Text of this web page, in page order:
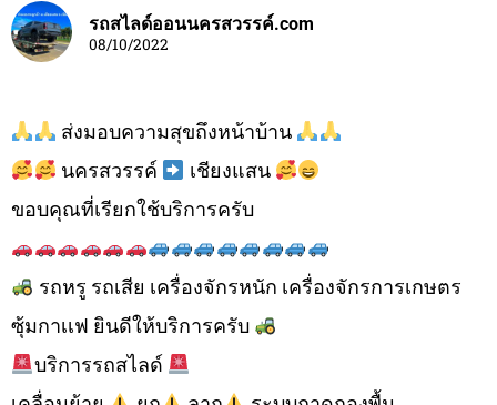
รถสไลด์ออนนครสวรรค์.com
08/10/2022
ส่งมอบความสุขถึงหน้าบ้าน
นครสวรรค์
เชียงแสน
ขอบคุณที่เรียกใช้บริการครับ
รถหรู รถเสีย เครื่องจักรหนัก เครื่องจักรการเกษตร
ซุ้มกาเเฟ ยินดีให้บริการครับ
บริการรถสไลด์